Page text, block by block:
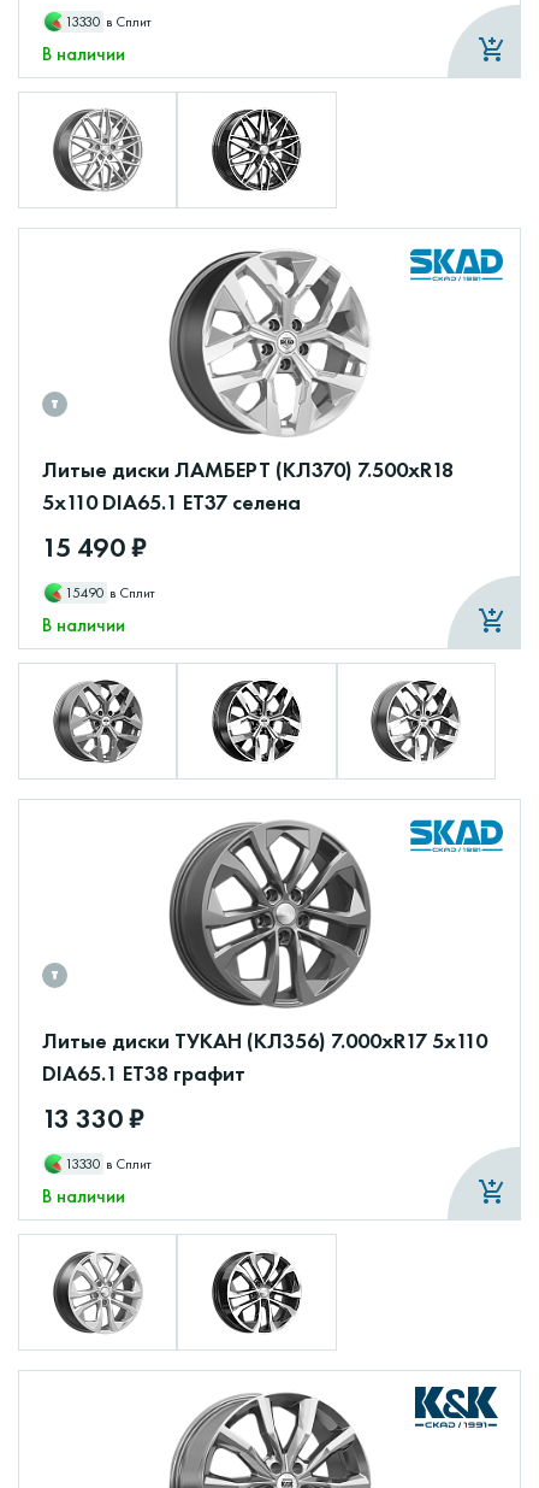
13330 в Сплит
В наличии
Литые диски ЛАМБЕРТ (КЛ370) 7.500xR18
5x110 DIA65.1 ET37 селена
15 490 ₽
15490 в Сплит
В наличии
Литые диски ТУКАН (КЛ356) 7.000xR17 5x110
DIA65.1 ET38 графит
13 330 ₽
13330 в Сплит
В наличии